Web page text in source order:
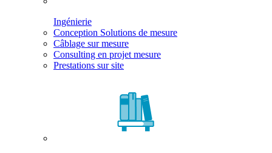
Ingénierie
Conception Solutions de mesure
Câblage sur mesure
Consulting en projet mesure
Prestations sur site